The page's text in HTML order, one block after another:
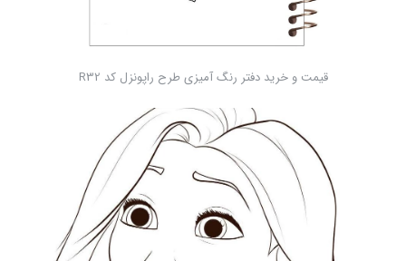
قیمت و خرید دفتر رنگ آمیزی طرح راپونزل کد R32